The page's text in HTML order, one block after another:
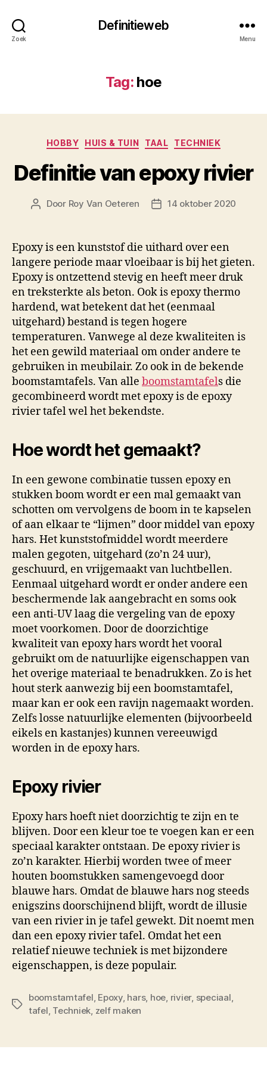
Zoek
Definitieweb
Menu
Tag: hoe
Categorieën
HOBBY HUIS & TUIN TAAL TECHNIEK
Definitie van epoxy rivier
Berichtauteur
Door Roy Van Oeteren Berichtdatum
14 oktober 2020
Epoxy is een kunststof die uithard over een
langere periode maar vloeibaar is bij het gieten.
Epoxy is ontzettend stevig en heeft meer druk
en treksterkte als beton. Ook is epoxy thermo
hardend, wat betekent dat het (eenmaal
uitgehard) bestand is tegen hogere
temperaturen. Vanwege al deze kwaliteiten is
het een gewild materiaal om onder andere te
gebruiken in meubilair. Zo ook in de bekende
boomstamtafels. Van alle boomstamtafels die
gecombineerd wordt met epoxy is de epoxy
rivier tafel wel het bekendste.
Hoe wordt het gemaakt?
In een gewone combinatie tussen epoxy en
stukken boom wordt er een mal gemaakt van
schotten om vervolgens de boom in te kapselen
of aan elkaar te “lijmen” door middel van epoxy
hars. Het kunststofmiddel wordt meerdere
malen gegoten, uitgehard (zo’n 24 uur),
geschuurd, en vrijgemaakt van luchtbellen.
Eenmaal uitgehard wordt er onder andere een
beschermende lak aangebracht en soms ook
een anti-UV laag die vergeling van de epoxy
moet voorkomen. Door de doorzichtige
kwaliteit van epoxy hars wordt het vooral
gebruikt om de natuurlijke eigenschappen van
het overige materiaal te benadrukken. Zo is het
hout sterk aanwezig bij een boomstamtafel,
maar kan er ook een ravijn nagemaakt worden.
Zelfs losse natuurlijke elementen (bijvoorbeeld
eikels en kastanjes) kunnen vereeuwigd
worden in de epoxy hars.
Epoxy rivier
Epoxy hars hoeft niet doorzichtig te zijn en te
blijven. Door een kleur toe te voegen kan er een
speciaal karakter ontstaan. De epoxy rivier is
zo’n karakter. Hierbij worden twee of meer
houten boomstukken samengevoegd door
blauwe hars. Omdat de blauwe hars nog steeds
enigszins doorschijnend blijft, wordt de illusie
van een rivier in je tafel gewekt. Dit noemt men
dan een epoxy rivier tafel. Omdat het een
relatief nieuwe techniek is met bijzondere
eigenschappen, is deze populair.
Tags
boomstamtafel Epoxy, hars, hoe rivier, speciaal
tafel Techniek zelf maken